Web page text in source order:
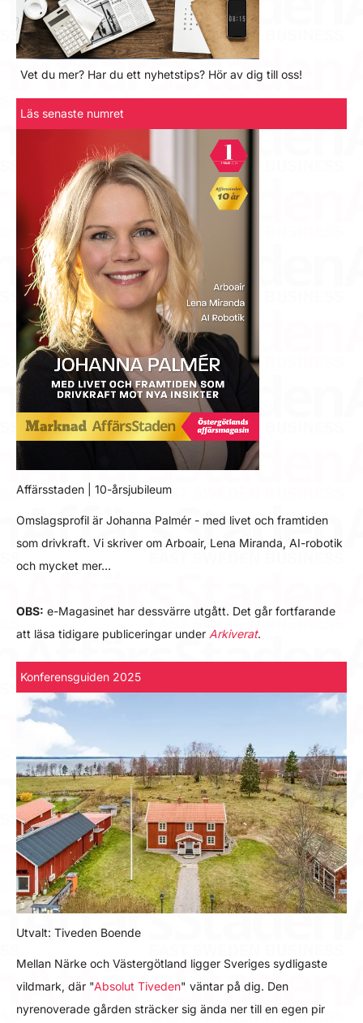
Vet du mer? Har du ett nyhetstips? Hör av dig till oss!
Läs senaste numret
Affärsstaden | 10-årsjubileum
Omslagsprofil är Johanna Palmér - med livet och framtiden
som drivkraft. Vi skriver om Arboair, Lena Miranda, AI-robotik
och mycket mer…
OBS: e-Magasinet har dessvärre utgått. Det går fortfarande
att läsa tidigare publiceringar under Arkiverat.
Konferensguiden 2025
Utvalt: Tiveden Boende
Mellan Närke och Västergötland ligger Sveriges sydligaste
vildmark, där "Absolut Tiveden" väntar på dig. Den
nyrenoverade gården sträcker sig ända ner till en egen pir